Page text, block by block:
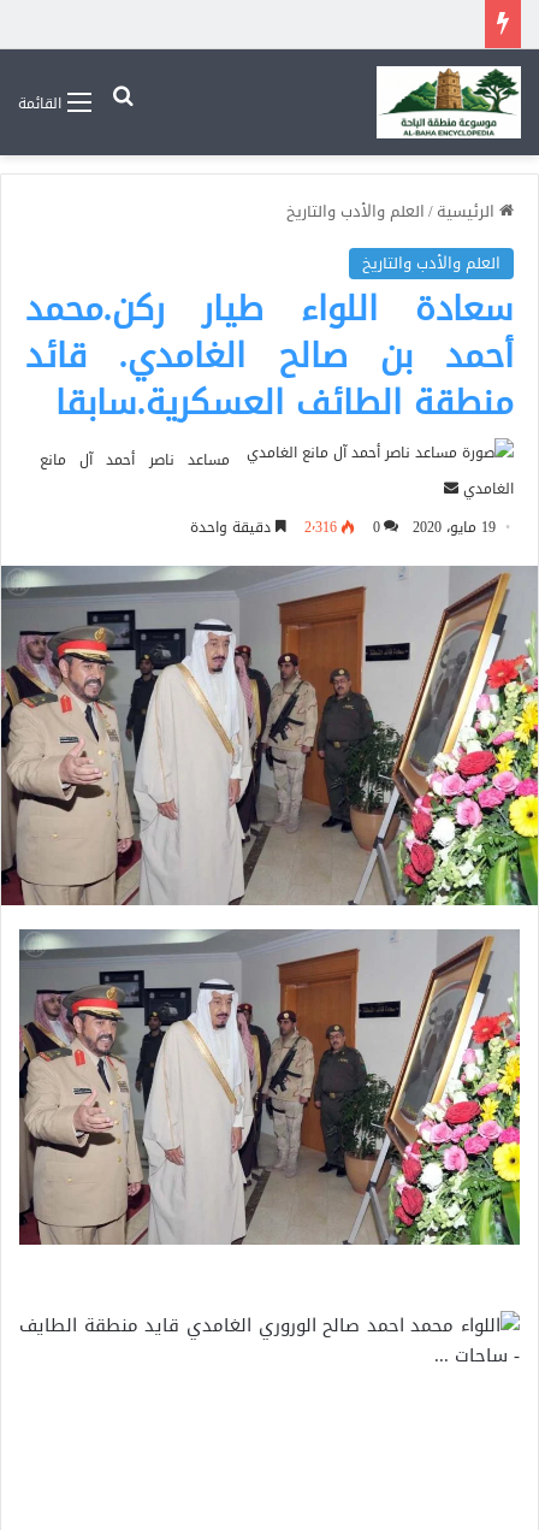
القائمةبحث عن
الرئيسية/العلم والأدب والتاريخ
العلم والأدب والتاريخ
سعادة اللواء طيار ركن.محمد
أحمد بن صالح الغامدي. قائد
منطقة الطائف العسكرية.سابقا
مساعد ناصر أحمد آل مانع
الغامدي
أرسل
بريدا
19 مايو، 2020 0 2٬316 دقيقة واحدة